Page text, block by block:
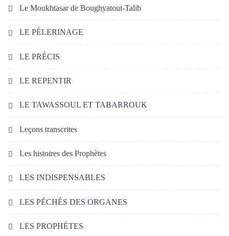
Le Moukhtasar de Boughyatout-Talib
LE PÈLERINAGE
LE PRÉCIS
LE REPENTIR
LE TAWASSOUL ET TABARROUK
Leçons transcrites
Les histoires des Prophètes
LES INDISPENSABLES
LES PÉCHÉS DES ORGANES
LES PROPHÈTES